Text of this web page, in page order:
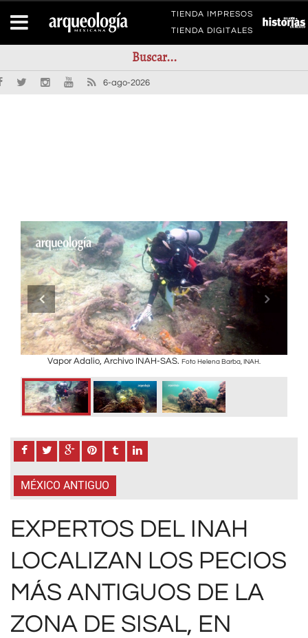
TIENDA IMPRESOS
TIENDA DIGITALES
6-ago-2026
Vapor Adalio, Archivo INAH-SAS. Foto Helena Barba, INAH.
MÉXICO ANTIGUO
EXPERTOS DEL INAH
LOCALIZAN LOS PECIOS
MÁS ANTIGUOS DE LA
ZONA DE SISAL, EN